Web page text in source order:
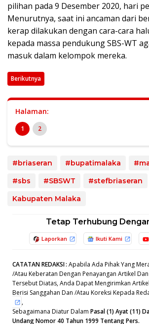
pilihan pada 9 Desember 2020, hari
Menurutnya, saat ini ancaman dari
kerap dilakukan dengan cara-cara
kepada massa pendukung SBS-WT
masuk dalam kelompok mereka.
Berikutnya
Halaman:
1 2
#briaseran #bupatimalaka
#sbs
#SBSWT #stefbriaseran
Kabupaten Malaka
Tetap Terhubung
Laporkan Ikuti Kami
CATATAN REDAKSI: Apabila Ada Pihak Yang
/Atau Keberatan Dengan Penayangan Artikel
Tersebut Diatas, Anda Dapat Mengirimkan
Berisi Sanggahan Dan /Atau Koreksi Kepada
,
Sebagaimana Diatur Dalam Pasal (1) Ayat (11)
Undang Nomor 40 Tahun 1999 Tentang Pers.